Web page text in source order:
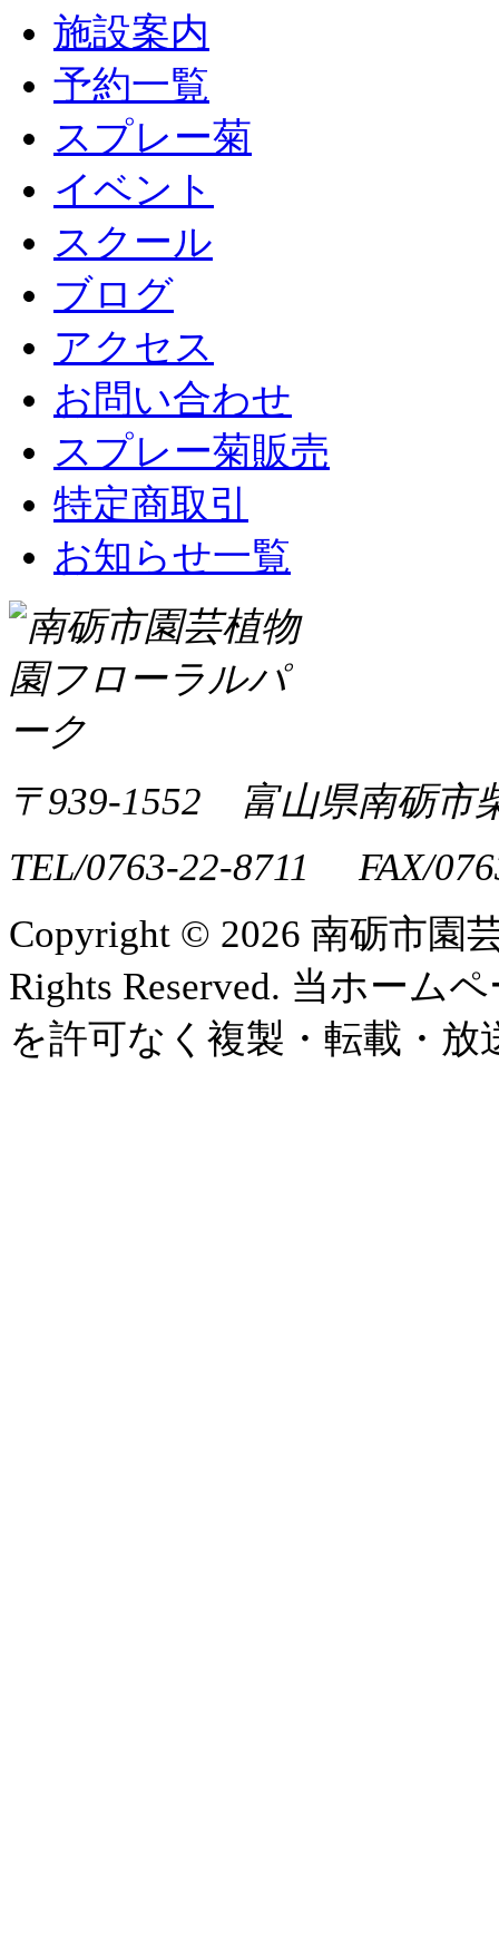
施設案内
予約一覧
スプレー菊
イベント
スクール
ブログ
アクセス
お問い合わせ
スプレー菊販売
特定商取引
お知らせ一覧
〒939-1552 富山県南砺市
TEL/0763-22-8711 FAX/
Copyright © 2026 南砺市園
Rights Reserved. 当ホーム
を許可なく複製・転載・